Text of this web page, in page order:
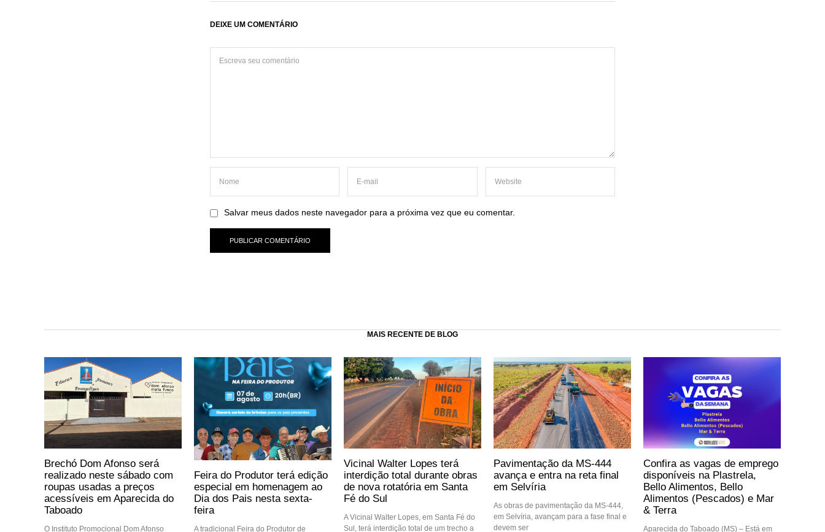
DEIXE UM COMENTÁRIO
Salvar meus dados neste navegador para a próxima vez que eu comentar.
MAIS RECENTE DE BLOG
Brechó Dom Afonso será
realizado neste sábado com
roupas usadas a preços
acessíveis em Aparecida do
Taboado
O Instituto Promocional Dom Afonso
Feira do Produtor terá edição
especial em homenagem ao
Dia dos Pais nesta sexta-
feira
A tradicional Feira do Produtor de
Vicinal Walter Lopes terá
interdição total durante obras
de nova rotatória em Santa
Fé do Sul
A Vicinal Walter Lopes, em Santa Fé do
Sul, terá interdição total de um trecho a
Pavimentação da MS-444
avança e entra na reta final
em Selvíria
As obras de pavimentação da MS-444,
em Selvíria, avançam para a fase final e
devem ser
Confira as vagas de emprego
disponíveis na Plastrela,
Bello Alimentos, Bello
Alimentos (Pescados) e Mar
& Terra
Aparecida do Taboado (MS) – Está em